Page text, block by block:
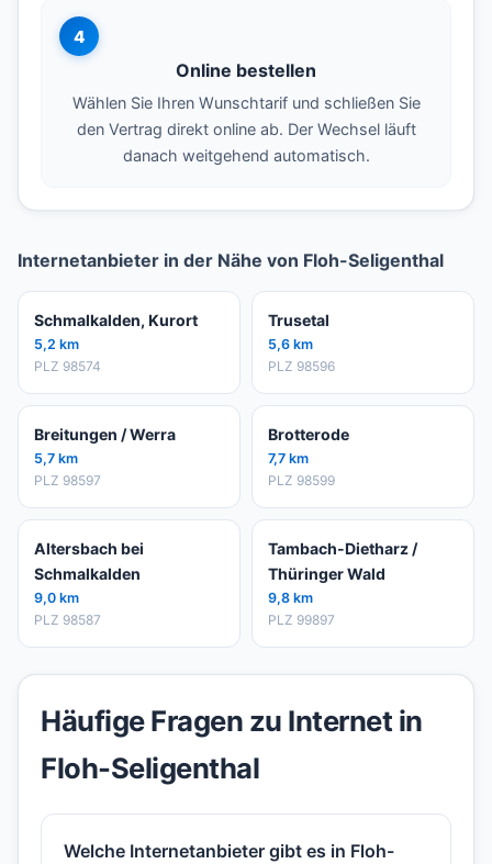
4
Online bestellen
Wählen Sie Ihren Wunschtarif und schließen Sie
den Vertrag direkt online ab. Der Wechsel läuft
danach weitgehend automatisch.
Internetanbieter in der Nähe von Floh-Seligenthal
Schmalkalden, Kurort
5,2 km
PLZ 98574
Trusetal
5,6 km
PLZ 98596
Breitungen / Werra
5,7 km
PLZ 98597
Brotterode
7,7 km
PLZ 98599
Altersbach bei
Schmalkalden
9,0 km
PLZ 98587
Tambach-Dietharz /
Thüringer Wald
9,8 km
PLZ 99897
Häufige Fragen zu Internet in
Floh-Seligenthal
Welche Internetanbieter gibt es in Floh-